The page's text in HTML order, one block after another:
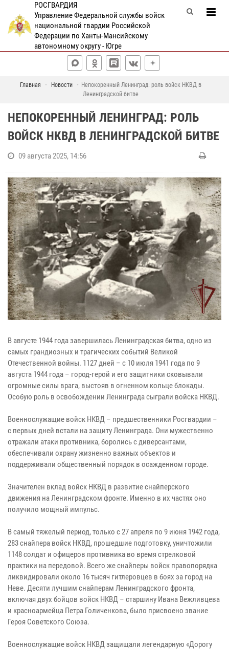
РОСГВАРДИЯ
Управление Федеральной службы войск
национальной гвардии Российской
Федерации по Ханты-Мансийскому
автономному округу - Югре
Главная Новости
Непокоренный Ленинград: роль войск НКВД в
Ленинградской битве
НЕПОКОРЕННЫЙ ЛЕНИНГРАД: РОЛЬ
ВОЙСК НКВД В ЛЕНИНГРАДСКОЙ БИТВЕ
09 августа 2025, 14:56
В августе 1944 года завершилась Ленинградская битва, одно из
самых грандиозных и трагических событий Великой
Отечественной войны. 1127 дней – с 10 июля 1941 года по 9
августа 1944 года – город-герой и его защитники сковывали
огромные силы врага, выстояв в огненном кольце блокады.
Особую роль в освобождении Ленинграда сыграли войска НКВД.
Военнослужащие войск НКВД – предшественники Росгвардии –
с первых дней встали на защиту Ленинграда. Они мужественно
отражали атаки противника, боролись с диверсантами,
обеспечивали охрану жизненно важных объектов и
поддерживали общественный порядок в осажденном городе.
Значителен вклад войск НКВД в развитие снайперского
движения на Ленинградском фронте. Именно в их частях оно
получило мощный импульс.
В самый тяжелый период, только с 27 апреля по 9 июня 1942 года,
283 снайпера войск НКВД, прошедшие подготовку, уничтожили
1148 солдат и офицеров противника во время стрелковой
практики на передовой. Всего же снайперы войск правопорядка
ликвидировали около 16 тысяч гитлеровцев в боях за город на
Неве. Десяти лучшим снайперам Ленинградского фронта,
включая двух бойцов войск НКВД – старшину Ивана Вежливцева
и красноармейца Петра Голиченкова, было присвоено звание
Героя Советского Союза.
Военнослужащие войск НКВД защищали легендарную «Дорогу